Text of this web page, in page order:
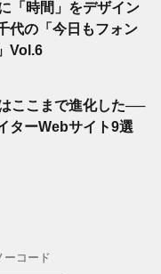
「時間」をデザイン
代の「今日もフォン
Vol.6
ここまで進化した──
ターWebサイト9選
ーコード